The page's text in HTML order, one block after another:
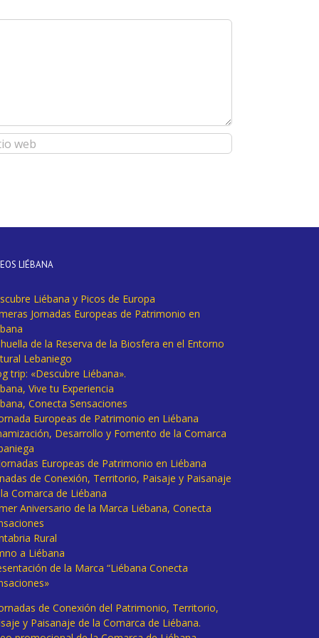
LIÉBANA
Liébana y Picos de Europa
Jornadas Europeas de Patrimonio en
de la Reserva de la Biosfera en el Entorno
Lebaniego
trip: «Descubre Liébana».
Vive tu Experiencia
Conecta Sensaciones
Europeas de Patrimonio en Liébana
Desarrollo y Fomento de la Comarca
Europeas de Patrimonio en Liébana
de Conexión, Territorio, Paisaje y Paisanaje
Comarca de Liébana
Aniversario de la Marca Liébana, Conecta
Rural
a Liébana
de la Marca “Liébana Conecta
de Conexión del Patrimonio, Territorio,
y Paisanaje de la Comarca de Liébana.